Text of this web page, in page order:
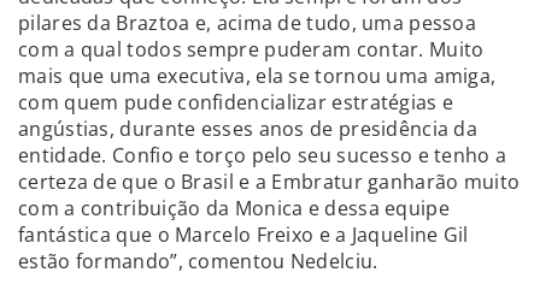
pilares da Braztoa e, acima de tudo, uma pessoa
com a qual todos sempre puderam contar. Muito
mais que uma executiva, ela se tornou uma amiga,
com quem pude confidencializar estratégias e
angústias, durante esses anos de presidência da
entidade. Confio e torço pelo seu sucesso e tenho a
certeza de que o Brasil e a Embratur ganharão muito
com a contribuição da Monica e dessa equipe
fantástica que o Marcelo Freixo e a Jaqueline Gil
estão formando”, comentou Nedelciu.